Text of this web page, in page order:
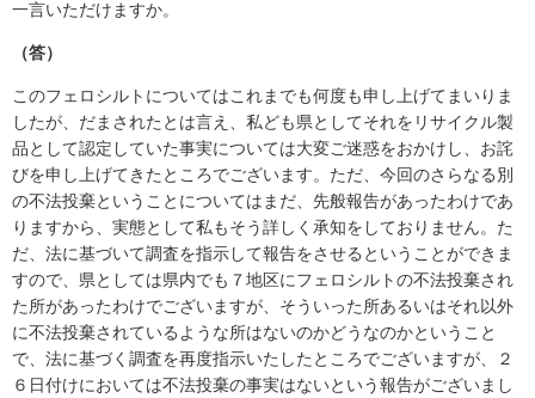
一言いただけますか。
（答）
このフェロシルトについてはこれまでも何度も申し上げてまいりま
したが、だまされたとは言え、私ども県としてそれをリサイクル製
品として認定していた事実については大変ご迷惑をおかけし、お詫
びを申し上げてきたところでございます。ただ、今回のさらなる別
の不法投棄ということについてはまだ、先般報告があったわけであ
りますから、実態として私もそう詳しく承知をしておりません。た
だ、法に基づいて調査を指示して報告をさせるということができま
すので、県としては県内でも７地区にフェロシルトの不法投棄され
た所があったわけでございますが、そういった所あるいはそれ以外
に不法投棄されているような所はないのかどうなのかということ
で、法に基づく調査を再度指示いたしたところでございますが、２
６日付けにおいては不法投棄の事実はないという報告がございまし